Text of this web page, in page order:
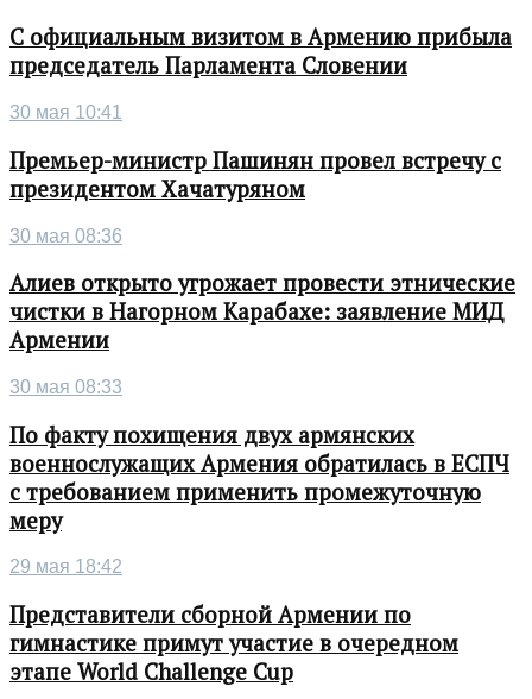
С официальным визитом в Армению прибыла
председатель Парламента Словении
30 мая 10:41
Премьер-министр Пашинян провел встречу с
президентом Хачатуряном
30 мая 08:36
Алиев открыто угрожает провести этнические
чистки в Нагорном Карабахе: заявление МИД
Армении
30 мая 08:33
По факту похищения двух армянских
военнослужащих Армения обратилась в ЕСПЧ
с требованием применить промежуточную
меру
29 мая 18:42
Представители сборной Армении по
гимнастике примут участие в очередном
этапе World Challenge Cup